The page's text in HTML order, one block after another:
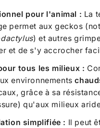
pour l'animal : La
permet aux geckos
) et autres
et de s'y accrocher
tous les milieux :
environnements
grâce à sa
qu'aux milieux
simplifiée : Il peut